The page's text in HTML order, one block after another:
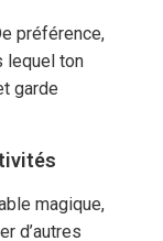
préférence,
lequel ton
garde
magique,
d’autres